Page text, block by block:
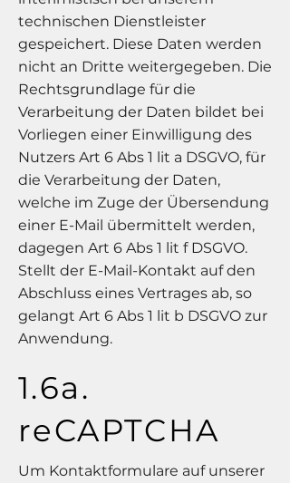
technischen Dienstleister
gespeichert. Diese Daten werden
nicht an Dritte weitergegeben. Die
Rechtsgrundlage für die
Verarbeitung der Daten bildet bei
Vorliegen einer Einwilligung des
Nutzers Art 6 Abs 1 lit a DSGVO, für
die Verarbeitung der Daten,
welche im Zuge der Übersendung
einer E-Mail übermittelt werden,
dagegen Art 6 Abs 1 lit f DSGVO.
Stellt der E-Mail-Kontakt auf den
Abschluss eines Vertrages ab, so
gelangt Art 6 Abs 1 lit b DSGVO zur
Anwendung.
1.6a.
reCAPTCHA
Um Kontaktformulare auf unserer